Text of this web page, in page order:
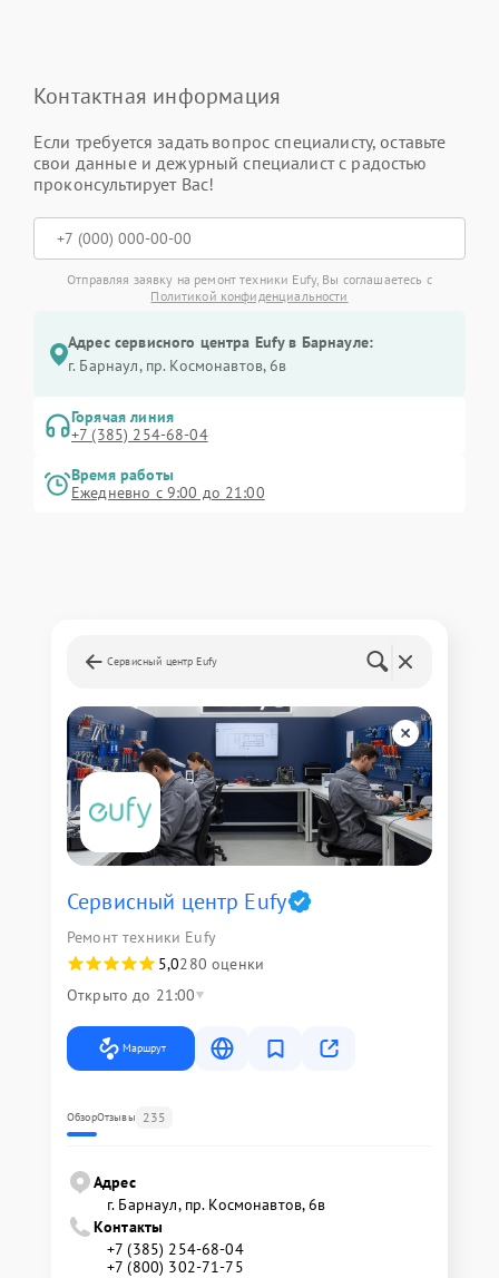
Контактная информация
Если требуется задать вопрос специалисту, оставьте
свои данные и дежурный специалист с радостью
проконсультирует Вас!
Отправляя заявку на ремонт техники Eufy, Вы соглашаетесь с
Политикой конфиденциальности
Адрес сервисного центра Eufy в Барнауле:
г. Барнаул, ​пр. Космонавтов, 6в
Горячая линия
+7 (385) 254-68-04
Время работы
Ежедневно с 9:00 до 21:00
Сервисный центр Eufy
Сервисный центр Eufy
Ремонт техники Eufy
5,0280 оценки
Открыто до 21:00
Маршрут
ОбзорОтзывы 235
Адрес
г. Барнаул, ​пр. Космонавтов, 6в
Контакты
+7 (385) 254-68-04
+7 (800) 302-71-75